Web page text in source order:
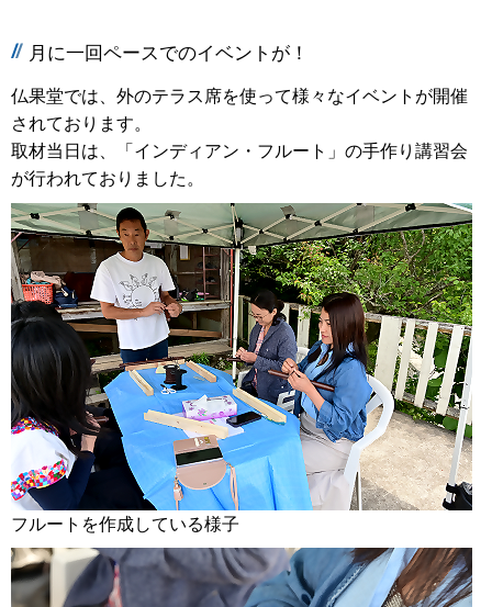
月に一回ペースでのイベントが！
仏果堂では、外のテラス席を使って様々なイベントが開催
されております。
取材当日は、「インディアン・フルート」の手作り講習会
が行われておりました。
フルートを作成している様子